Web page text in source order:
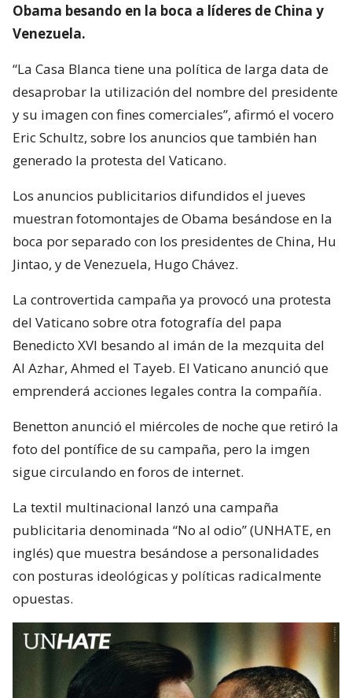
Obama besando en la boca a líderes de China y
Venezuela.
“La Casa Blanca tiene una política de larga data de
desaprobar la utilización del nombre del presidente
y su imagen con fines comerciales”, afirmó el vocero
Eric Schultz, sobre los anuncios que también han
generado la protesta del Vaticano.
Los anuncios publicitarios difundidos el jueves
muestran fotomontajes de Obama besándose en la
boca por separado con los presidentes de China, Hu
Jintao, y de Venezuela, Hugo Chávez.
La controvertida campaña ya provocó una protesta
del Vaticano sobre otra fotografía del papa
Benedicto XVI besando al imán de la mezquita del
Al Azhar, Ahmed el Tayeb. El Vaticano anunció que
emprenderá acciones legales contra la compañía.
Benetton anunció el miércoles de noche que retiró la
foto del pontífice de su campaña, pero la imgen
sigue circulando en foros de internet.
La textil multinacional lanzó una campaña
publicitaria denominada “No al odio” (UNHATE, en
inglés) que muestra besándose a personalidades
con posturas ideológicas y políticas radicalmente
opuestas.